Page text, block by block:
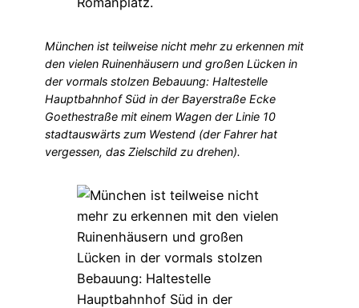
München ist teilweise nicht mehr zu erkennen mit
den vielen Ruinenhäusern und großen Lücken in
der vormals stolzen Bebauung: Haltestelle
Hauptbahnhof Süd in der Bayerstraße Ecke
Goethestraße mit einem Wagen der Linie 10
stadtauswärts zum Westend (der Fahrer hat
vergessen, das Zielschild zu drehen).